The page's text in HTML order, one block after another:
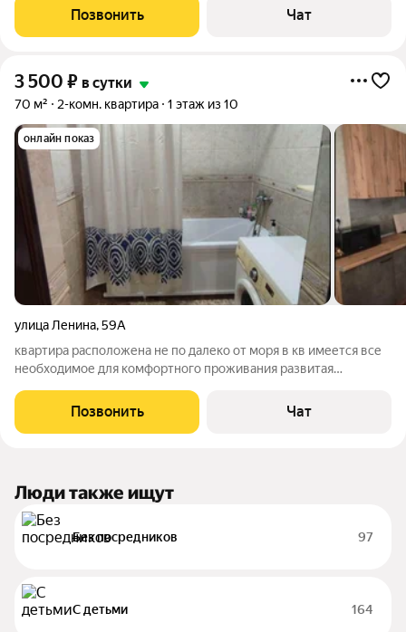
же её жителей. Можем организовать трансфер с аэропорта ,
ж/д вокзала до
Позвонить Чат
3 500 ₽ в сутки
70 м² 2-комн. квартира 1 этаж из 10
онлайн показ
улица Ленина,59А
квартира расположена не по далеко от моря в кв имеется все
необходимое для комфортного проживания развитая
заезда 14:00 время выезда 12:00
Позвонить Чат
Люди также ищут
Без посредников 97
С детьми 164